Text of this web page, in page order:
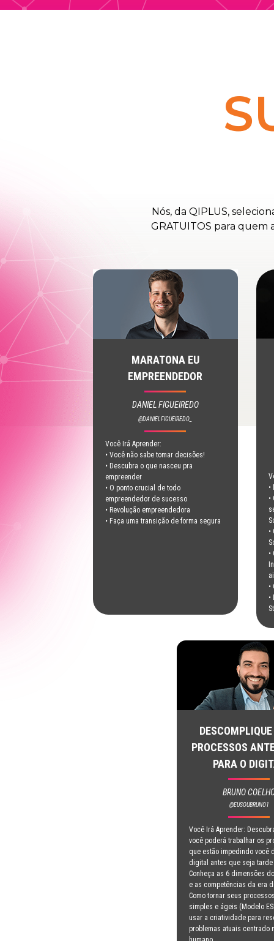
Nós, da QIPLUS,
GRATUITOS para quem
MARATONA EU
EMPREENDEDOR
DANIEL FIGUEIREDO
@DANIELFIGUEIREDO_
Você Irá Aprender:
• Você não sabe tomar decisões!
• Descubra o que nasceu pra
empreender
• O ponto crucial de todo
empreendedor de sucesso
• Revolução empreendedora
• Faça uma transição de forma segura
•
•
•
•
PROCESSOS
PARA O
BRUNO
@EUSOUBRUNO1
Você Irá Aprender:
você poderá trabalhar os
que estão impedindo você
digital antes que seja tarde
Conheça as 6 dimensões
e as competências da era
Como tornar seus
simples e ágeis (Modelo
usar a criatividade para
problemas atuais centrado